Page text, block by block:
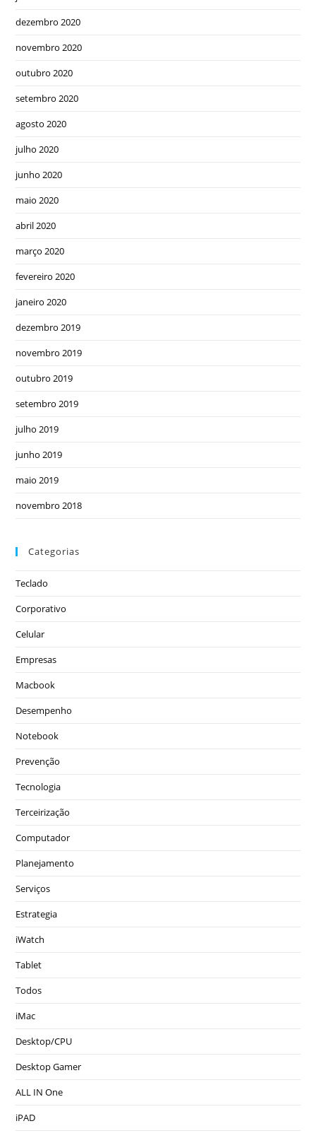
dezembro 2020
novembro 2020
outubro 2020
setembro 2020
agosto 2020
julho 2020
junho 2020
maio 2020
abril 2020
março 2020
fevereiro 2020
janeiro 2020
dezembro 2019
novembro 2019
outubro 2019
setembro 2019
julho 2019
junho 2019
maio 2019
novembro 2018
Categorias
Teclado
Corporativo
Celular
Empresas
Macbook
Desempenho
Notebook
Prevenção
Tecnologia
Terceirização
Computador
Planejamento
Serviços
Estrategia
iWatch
Tablet
Todos
iMac
Desktop/CPU
Desktop Gamer
ALL IN One
iPAD